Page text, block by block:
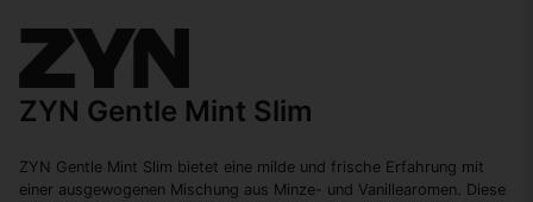
ZYN Gentle Mint Slim
ZYN Gentle Mint Slim bietet eine milde und frische Erfahrung mit
einer ausgewogenen Mischung aus Minze- und Vanillearomen. Diese